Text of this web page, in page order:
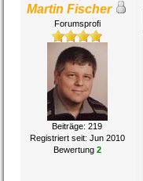
Martin Fischer
Forumsprofi
Beiträge: 219
Registriert seit: Jun 2010
Bewertung 2